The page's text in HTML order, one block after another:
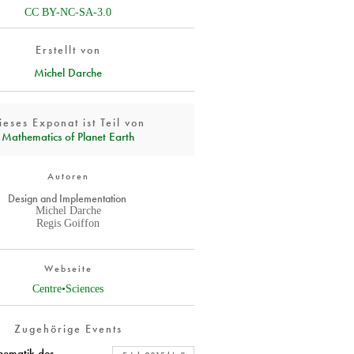
CC BY-NC-SA-3.0
Erstellt von
Michel Darche
Exponat ist Teil von
Mathematics of Planet Earth
Autoren
Design and Implementation
Michel Darche
Regis Goiffon
Webseite
Centre•Sciences
Zugehörige Events